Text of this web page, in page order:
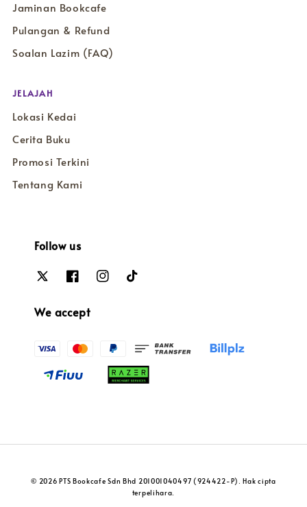
Jaminan Bookcafe
Pulangan & Refund
Soalan Lazim (FAQ)
JELAJAH
Lokasi Kedai
Cerita Buku
Promosi Terkini
Tentang Kami
Follow us
We accept
© 2026 PTS Bookcafe Sdn Bhd 201001040497 (924422-P). Hak cipta
terpelihara.